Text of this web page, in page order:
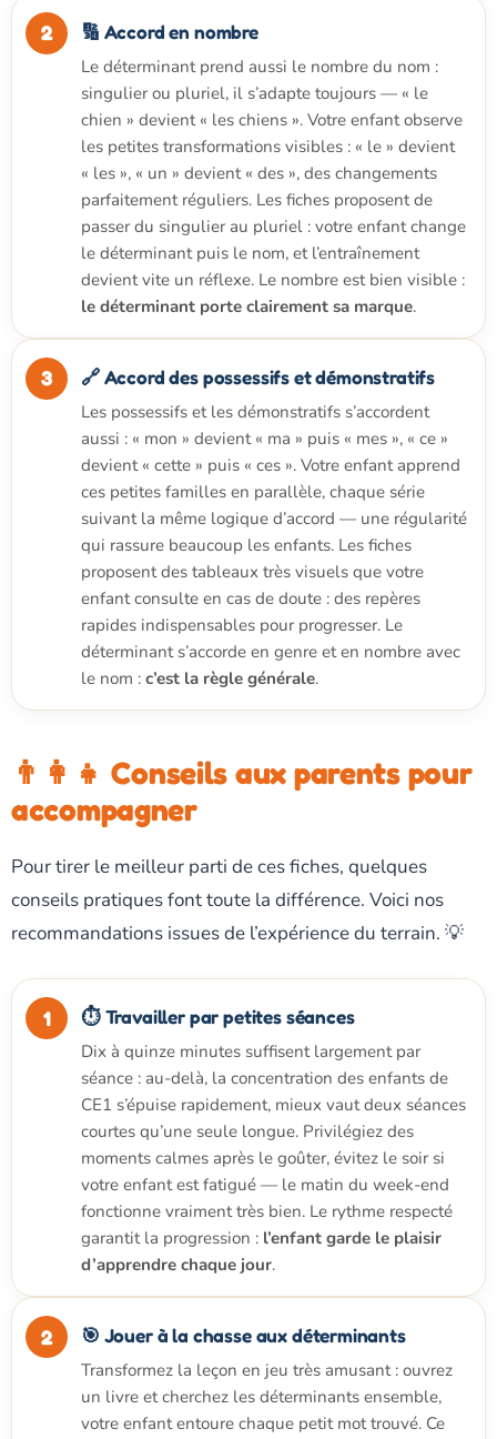
🔢 Accord en nombre
Le déterminant prend aussi le nombre du nom :
singulier ou pluriel, il s’adapte toujours — « le
chien » devient « les chiens ». Votre enfant observe
les petites transformations visibles : « le » devient
« les », « un » devient « des », des changements
parfaitement réguliers. Les fiches proposent de
passer du singulier au pluriel : votre enfant change
le déterminant puis le nom, et l’entraînement
devient vite un réflexe. Le nombre est bien visible :
le déterminant porte clairement sa marque.
🔗 Accord des possessifs et démonstratifs
Les possessifs et les démonstratifs s’accordent
aussi : « mon » devient « ma » puis « mes », « ce »
devient « cette » puis « ces ». Votre enfant apprend
ces petites familles en parallèle, chaque série
suivant la même logique d’accord — une régularité
qui rassure beaucoup les enfants. Les fiches
proposent des tableaux très visuels que votre
enfant consulte en cas de doute : des repères
rapides indispensables pour progresser. Le
déterminant s’accorde en genre et en nombre avec
le nom : c’est la règle générale.
👨‍👩‍👧 Conseils aux parents pour
accompagner
Pour tirer le meilleur parti de ces fiches, quelques
conseils pratiques font toute la différence. Voici nos
recommandations issues de l’expérience du terrain. 💡
⏱️ Travailler par petites séances
Dix à quinze minutes suffisent largement par
séance : au-delà, la concentration des enfants de
CE1 s’épuise rapidement, mieux vaut deux séances
courtes qu’une seule longue. Privilégiez des
moments calmes après le goûter, évitez le soir si
votre enfant est fatigué — le matin du week-end
fonctionne vraiment très bien. Le rythme respecté
garantit la progression : l’enfant garde le plaisir
d’apprendre chaque jour.
🎯 Jouer à la chasse aux déterminants
Transformez la leçon en jeu très amusant : ouvrez
un livre et cherchez les déterminants ensemble,
votre enfant entoure chaque petit mot trouvé. Ce